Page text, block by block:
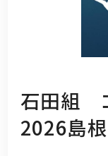
石田組
2026島根